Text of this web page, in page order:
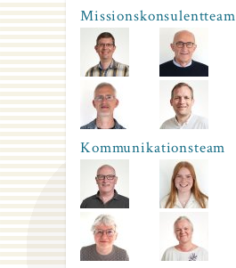
Missionskonsulentteam
Kommunikationsteam